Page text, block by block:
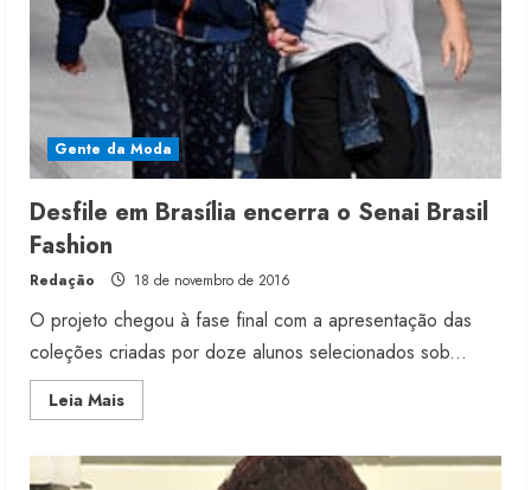
Gente da Moda
Desfile em Brasília encerra o Senai Brasil
Fashion
Redação 18 de novembro de 2016
O projeto chegou à fase final com a apresentação das
coleções criadas por doze alunos selecionados sob...
Leia MaisRead
more
em